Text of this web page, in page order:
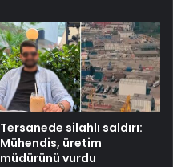
Tersanede silahlı saldırı:
Mühendis, üretim
müdürünü vurdu